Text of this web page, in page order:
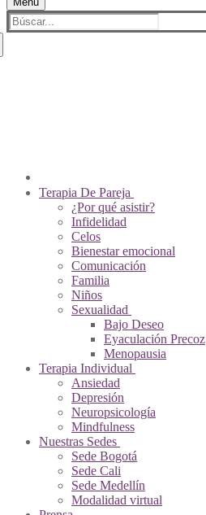
Buscar:
Terapia De Pareja
¿Por qué asistir?
Infidelidad
Celos
Bienestar emocional
Comunicación
Familia
Niños
Sexualidad
Bajo Deseo
Eyaculación Precoz
Menopausia
Terapia Individual
Ansiedad
Depresión
Neuropsicología
Mindfulness
Nuestras Sedes
Sede Bogotá
Sede Cali
Sede Medellín
Modalidad virtual